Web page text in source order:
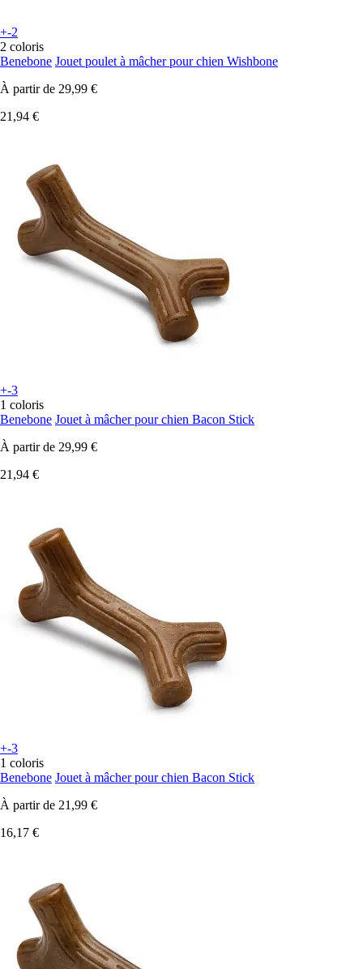
+-2
2 coloris
Benebone Jouet poulet à mâcher pour chien Wishbone
À partir de 29,99 €
21,94 €
+-3
1 coloris
Benebone Jouet à mâcher pour chien Bacon Stick
À partir de 29,99 €
21,94 €
+-3
1 coloris
Benebone Jouet à mâcher pour chien Bacon Stick
À partir de 21,99 €
16,17 €